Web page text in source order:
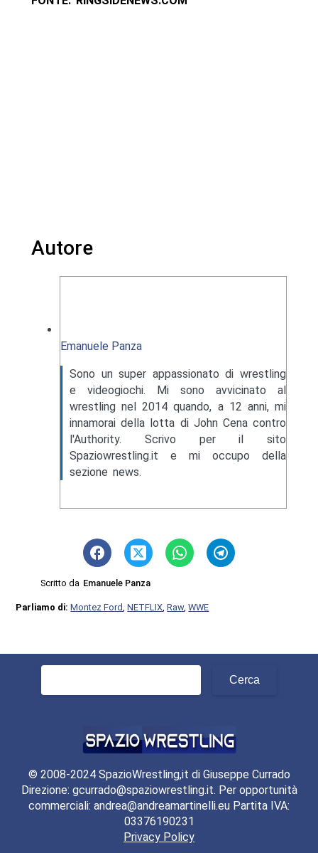
Autore
Emanuele Panza
Sono un super appassionato di wrestling
e videogiochi. Mi sono avvicinato al
wrestling nel 2014 quando, a 12 anni, mi
innamorai della lotta di John Cena contro
l'Authority. Scrivo per il sito
Spaziowrestling.it e mi occupo della
sezione news.
Scritto da Emanuele Panza
Parliamo di:Montez Ford ,NETFLIX ,Raw,WWE
© 2008-2024 SpazioWrestling,it di Giuseppe Currado
Direzione: gcurrado@spaziowrestling.it. Per opportunità
commerciali: andrea@andreamartinelli.eu Partita IVA:
03376190231
Privacy Policy